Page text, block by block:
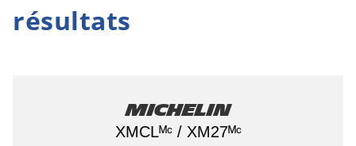
résultats
Michelin
XMCLᴹᶜ / XM27ᴹᶜ